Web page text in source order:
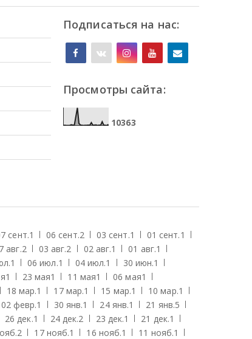
Подписаться на нас:
Просмотры сайта:
10363
сент.1 06 сент.2 03 сент.1 01 сент.1
авг.2 03 авг.2 02 авг.1 01 авг.1
1 06 июл.1 04 июл.1 30 июн.1
1 23 мая1 11 мая1 06 мая1
18 мар.1 17 мар.1 15 мар.1 10 мар.1
02 февр.1 30 янв.1 24 янв.1 21 янв.5
26 дек.1 24 дек.2 23 дек.1 21 дек.1
2 17 нояб.1 16 нояб.1 11 нояб.1